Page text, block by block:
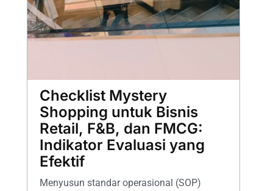
Checklist Mystery
Shopping untuk Bisnis
Retail, F&B, dan FMCG:
Indikator Evaluasi yang
Efektif
Menyusun standar operasional (SOP)